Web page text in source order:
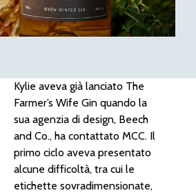
Kylie aveva già lanciato The
Farmer’s Wife Gin quando la
sua agenzia di design, Beech
and Co., ha contattato MCC. Il
primo ciclo aveva presentato
alcune difficoltà, tra cui le
etichette sovradimensionate,